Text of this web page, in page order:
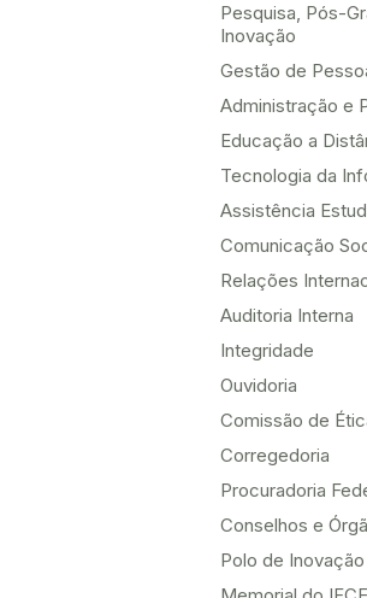
Pesquisa, Pós-
Inovação
Gestão de
Administração e
Educação a
Tecnologia da
Assistência
Comunicação
Relações
Auditoria Interna
Integridade
Ouvidoria
Comissão de
Corregedoria
Procuradoria
Conselhos e
Polo de